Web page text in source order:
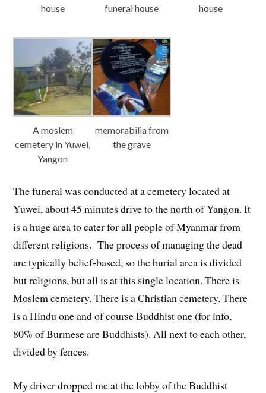
house funeral house house
A moslem
cemetery in Yuwei,
Yangon
memorabilia from
the grave
The funeral was conducted at a cemetery located at
Yuwei, about 45 minutes drive to the north of Yangon. It
is a huge area to cater for all people of Myanmar from
different religions. The process of managing the dead
are typically belief-based, so the burial area is divided
but religions, but all is at this single location. There is
Moslem cemetery. There is a Christian cemetery. There
is a Hindu one and of course Buddhist one (for info,
80% of Burmese are Buddhists). All next to each other,
divided by fences.
My driver dropped me at the lobby of the Buddhist